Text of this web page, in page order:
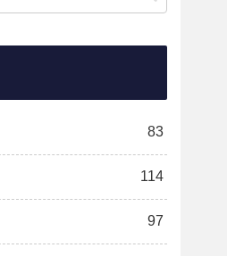
83
114
97